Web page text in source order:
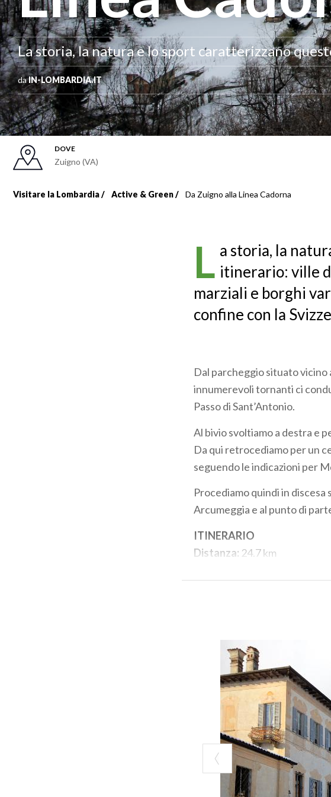
La storia, la natura e lo sport caratterizzano
daIN-LOMBARDIA.IT
DOVE
Zuigno (VA)
Visitare la Lombardia Active & Green Da Zuigno alla Linea Cadorna
L a storia, la
itinerario: ville
marziali e borghi
confine con la
Dal parcheggio situato vicino
innumerevoli tornanti ci
Passo di Sant’Antonio.
Al bivio svoltiamo a destra e
Da qui retrocediamo per un
seguendo le indicazioni per
Procediamo quindi in discesa
Arcumeggia e al punto di
ITINERARIO
Distanza: 24.7 km
Michele
Durata media: 2 h ca.
ALCUNI PUNTI DI
Villa Della Porta Bozzolo a
La residenza, edificata nel
meravigliose decorazioni in
Info utili:https://
Telefono: 0332 624136